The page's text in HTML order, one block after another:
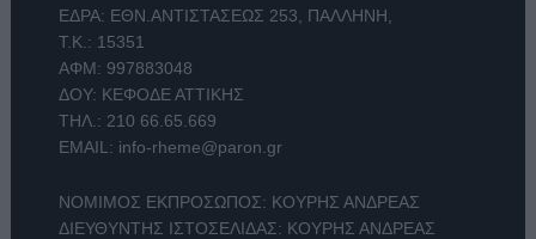
ΕΔΡΑ: ΕΘΝ.ΑΝΤΙΣΤΑΣΕΩΣ 253, ΠΑΛΛΗΝΗ,
Τ.Κ.: 15351
ΑΦΜ: 997883048
ΔΟΥ: ΚΕΦΟΔΕ ΑΤΤΙΚΗΣ
ΤΗΛ.: 210 66.65.669
EMAIL: info-rheme@paron.gr
ΝΟΜΙΜΟΣ ΕΚΠΡΟΣΩΠΟΣ: ΚΟΥΡΗΣ ΑΝΔΡΕΑΣ
ΔΙΕΥΘΥΝΤΗΣ ΙΣΤΟΣΕΛΙΔΑΣ: ΚΟΥΡΗΣ ΑΝΔΡΕΑΣ